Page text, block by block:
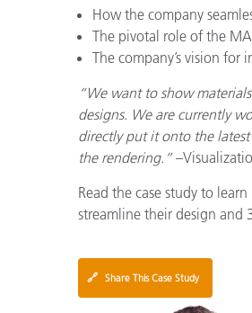
How the company
The pivotal role of the
The company’s vision
“We want to show
designs. We are currently
directly put it onto the latest
the rendering.”
Read the case study to
streamline their design and
🔗 Share This Case Study